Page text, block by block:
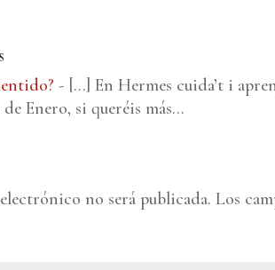
- […] En Hermes cuida’t i
Enero, si queréis más…
no será publicada. Los